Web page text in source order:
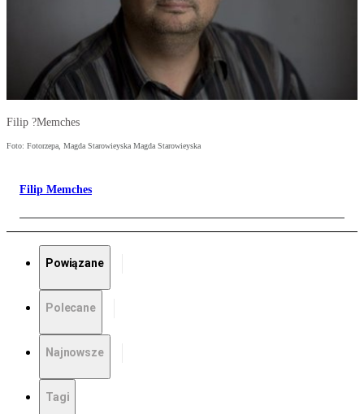
Filip ?Memches
Foto: Fotorzepa, Magda Starowieyska Magda Starowieyska
Filip Memches
Powiązane
Polecane
Najnowsze
Tagi